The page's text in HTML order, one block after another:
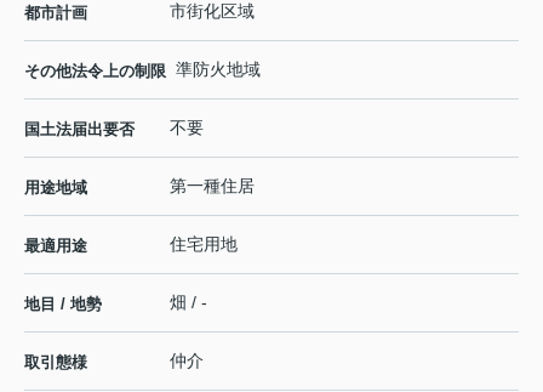
都市計画 市街化区域
その他法令上の制限 準防火地域
国土法届出要否 不要
用途地域 第一種住居
最適用途 住宅用地
地目 / 地勢 畑 / -
取引態様 仲介